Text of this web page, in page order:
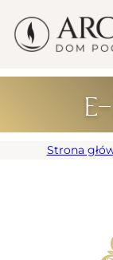
Strona